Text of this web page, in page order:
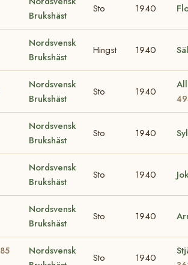
Brukshäst
Sto 1940
Nordsvensk
Brukshäst
Hingst 1940
Nordsvensk
Brukshäst
Sto 1940
Nordsvensk
Brukshäst
Sto 1940
Nordsvensk
Brukshäst
Sto 1940
Nordsvensk
Brukshäst
Sto 1940
Nordsvensk
Sto 1940